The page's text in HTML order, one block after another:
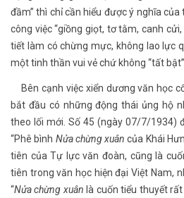
đầm” thì chỉ cần hiểu được ý nghĩa
công việc “giồng giọt, tơ tằm, canh
tiết làm có chừng mực, không lao lực
một tinh thần vui vẻ chứ không “tất
Bên cạnh việc xiển dương văn học
bắt đầu có những động thái ủng hộ
theo lối mới. Số 45 (ngày 07/7/1934)
“Phê bình Nửa chừng xuân của Khái
tiên của Tự lực văn đoàn, cũng là
tiên trong văn học hiện đại Việt Nam,
“Nửa chừng xuân là cuốn tiểu thuyết